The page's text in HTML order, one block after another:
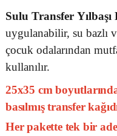
Sulu Transfer Yılbaşı
uygulanabilir, su bazlı
çocuk odalarından
kullanılır.
25x35 cm
basılmış transfer
Her pakette tek bir